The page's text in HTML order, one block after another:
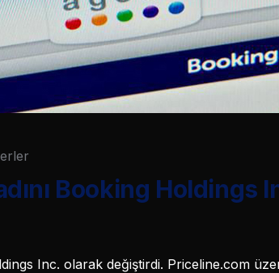
Booking Holdings
Inc. olarak değiştirdi. Priceline.com